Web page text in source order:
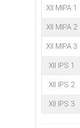
XII MIPA 1
XII MIPA 2
XII MIPA 3
XII IPS 1
XII IPS 2
XII IPS 3